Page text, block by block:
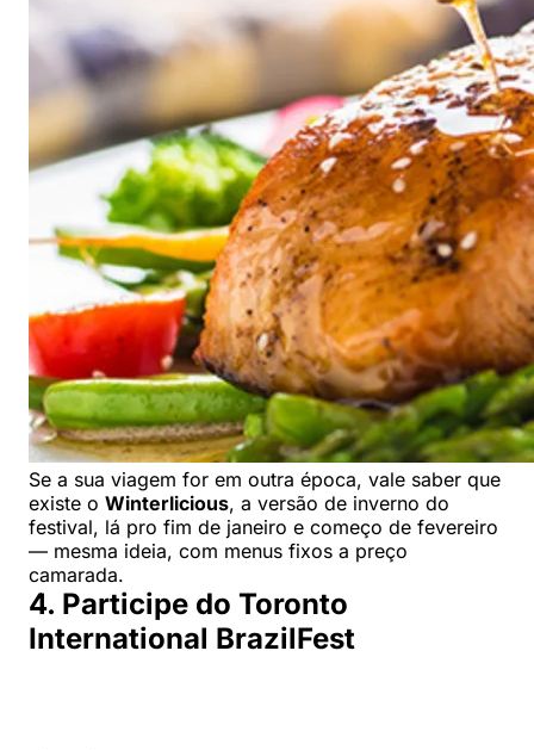
Se a sua viagem for em outra época, vale saber que
existe o Winterlicious, a versão de inverno do
festival, lá pro fim de janeiro e começo de fevereiro
— mesma ideia, com menus fixos a preço
camarada.
4. Participe do Toronto
International BrazilFest